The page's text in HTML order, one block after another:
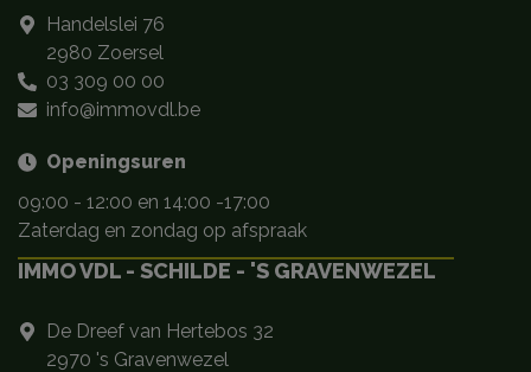
Handelslei 76
2980 Zoersel
03 309 00 00
info@immovdl.be
Openingsuren
09:00 - 12:00 en 14:00 -17:00
Zaterdag en zondag op afspraak
IMMO VDL - SCHILDE - 'S GRAVENWEZEL
De Dreef van Hertebos 32
2970 's Gravenwezel